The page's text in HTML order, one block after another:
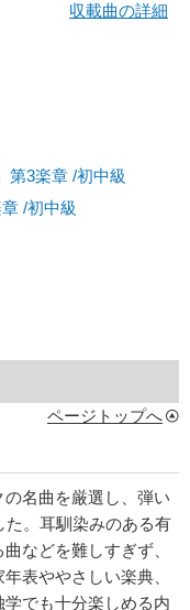
収載曲の詳細
第3楽章 /初中級
/初中級
ページトップへ
名曲を厳選し、弾い
た。耳馴染みのある有
などを難しすぎず、
表ややさしい楽典、
でも十分楽しめる内